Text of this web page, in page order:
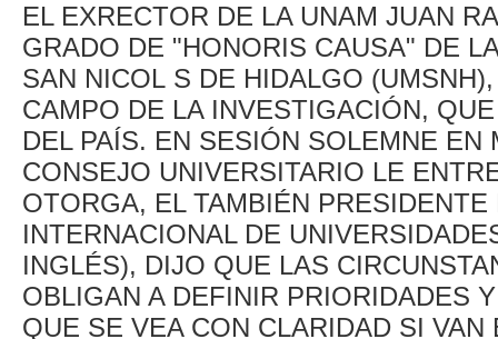
EL EXRECTOR DE LA UNAM JUAN
GRADO DE "HONORIS CAUSA" DE
SAN NICOL S DE HIDALGO
CAMPO DE LA INVESTIGACIÓN,
DEL PAÍS. EN SESIÓN SOLEMNE
CONSEJO UNIVERSITARIO LE
OTORGA, EL TAMBIÉN
INTERNACIONAL DE
INGLÉS), DIJO QUE LAS
OBLIGAN A DEFINIR PRIORIDADES
QUE SE VEA CON CLARIDAD SI